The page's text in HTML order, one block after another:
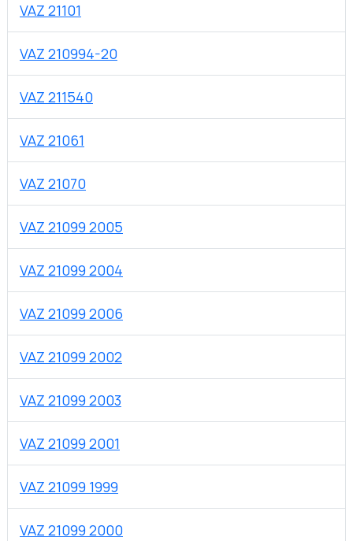
VAZ 21101
VAZ 210994-20
VAZ 211540
VAZ 21061
VAZ 21070
VAZ 21099 2005
VAZ 21099 2004
VAZ 21099 2006
VAZ 21099 2002
VAZ 21099 2003
VAZ 21099 2001
VAZ 21099 1999
VAZ 21099 2000